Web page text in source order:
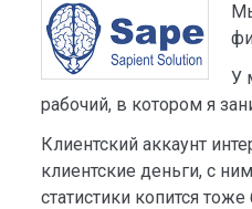
У
рабочий, в котором я
Клиентский аккаунт
клиентские деньги, с
статистики копится